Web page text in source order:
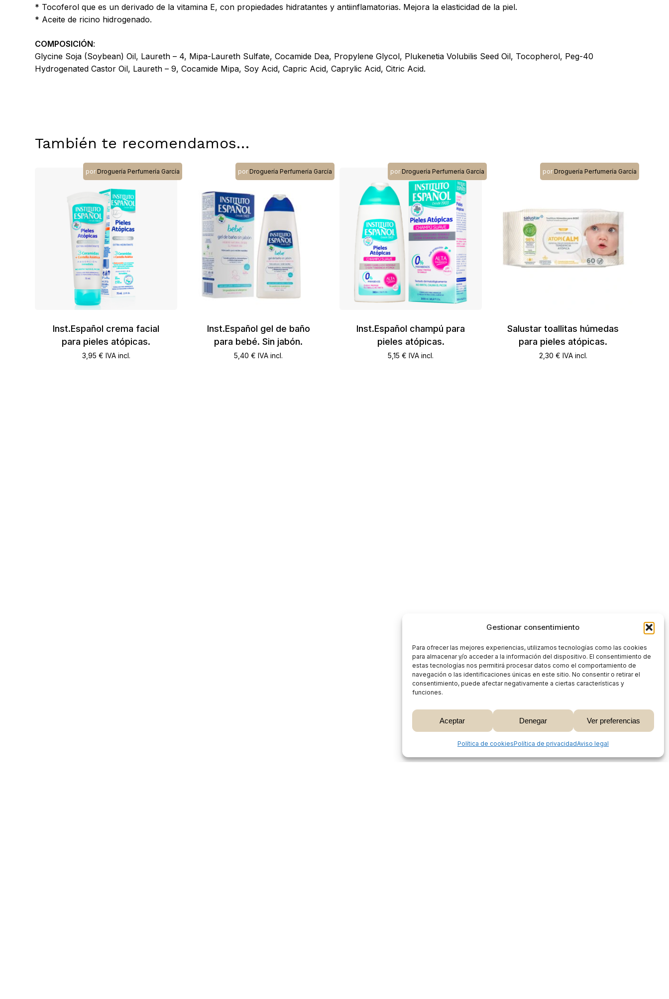
Gestionar consentimiento
Para ofrecer las mejores experiencias, utilizamos tecnologías como las cookies
para almacenar y/o acceder a la información del dispositivo. El consentimiento de
estas tecnologías nos permitirá procesar datos como el comportamiento de
navegación o las identificaciones únicas en este sitio. No consentir o retirar el
consentimiento, puede afectar negativamente a ciertas características y
funciones.
Aceptar Denegar Ver preferencias
Política de cookiesPolítica de privacidadAviso legal
Finalizar Compra
* Tocoferol que es un derivado de la vitamina E, con propiedades hidratantes y antiinflamatorias. Mejora la elasticidad de la piel.
* Aceite de ricino hidrogenado.
COMPOSICIÓN:
Glycine Soja (Soybean) Oil, Laureth – 4, Mipa-Laureth Sulfate, Cocamide Dea, Propylene Glycol, Plukenetia Volubilis Seed Oil, Tocopherol, Peg-40
Hydrogenated Castor Oil, Laureth – 9, Cocamide Mipa, Soy Acid, Capric Acid, Caprylic Acid, Citric Acid.
También te recomendamos…
Inst.Español crema facial
para pieles atópicas.
3,95 € IVA incl.
por Droguería Perfumería García
Inst.Español gel de baño
para bebé. Sin jabón.
5,40 € IVA incl.
por Droguería Perfumería García
Inst.Español champú para
pieles atópicas.
5,15 € IVA incl.
por Droguería Perfumería García
Salustar toallitas húmedas
para pieles atópicas.
2,30 € IVA incl.
por Droguería Perfumería García
Share